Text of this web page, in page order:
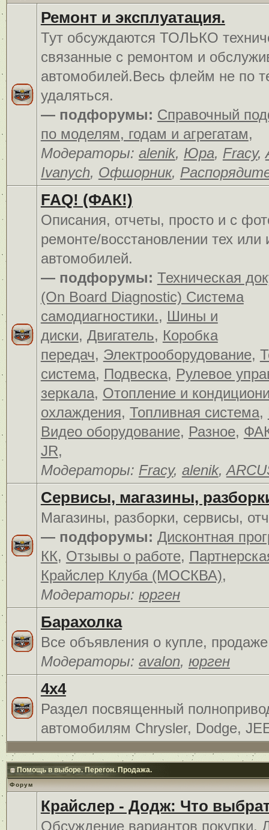
Ремонт и эксплуатация.
Тут обсуждаются ТОЛЬКО
связанные с ремонтом и
автомобилей.Весь флейм не по
удаляться.
— подфорумы: Справочный
по моделям, годам и агрегатам,
Модераторы: alenik, Юра, Fracy,
Ivanych, Офшорник,
FAQ! (ФАК!)
Описания, отчеты, просто и c
ремонте/восстановлении тех или
автомобилей.
— подфорумы: Техническая
(On Board Diagnostic) Система
самодиагностики., Шины и
диски, Двигатель, Коробка
передач, Электрооборудование,
система, Подвеска, Рулевое
зеркала, Отопление и
охлаждения, Топливная система,
Видео оборудование, Разное,
JR,
Модераторы: Fracy, alenik,
Сервисы, магазины,
Магазины, разборки, сервисы,
— подфорумы: Дисконтная
КК, Отзывы о работе,
Крайслер Клуба (МОСКВА),
Модераторы: юрген
Барахолка
Все объявления о купле,
Модераторы: avalon, юрген
4x4
Раздел посвященный
автомобилям Chrysler, Dodge,
Помощь в выборе. Перегон. Продажа.
Форум
Крайслер - Додж: Что
Обсуждение вариантов покупки.